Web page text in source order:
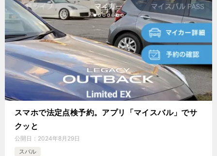
スマホで法定点検予約。アプリ「マイスバル」でサ
クッと
公開日： 2024年8月29日
スバル